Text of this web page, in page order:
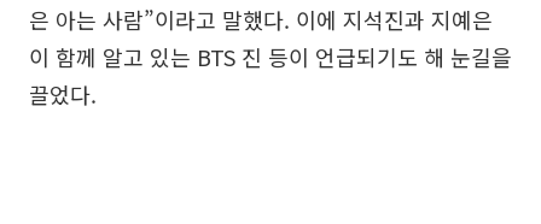
은 아는 사람”이라고 말했다. 이에 지석진과 지예은
이 함께 알고 있는 BTS 진 등이 언급되기도 해 눈길을
끌었다.